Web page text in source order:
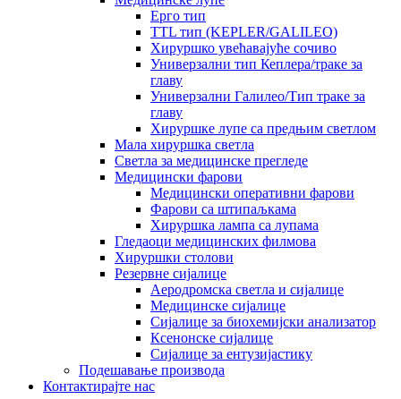
Ерго тип
TTL тип (KEPLER/GALILEO)
Хируршко увећавајуће сочиво
Универзални тип Кеплера/траке за
главу
Универзални Галилео/Тип траке за
главу
Хируршке лупе са предњим светлом
Мала хируршка светла
Светла за медицинске прегледе
Медицински фарови
Медицински оперативни фарови
Фарови са штипаљкама
Хируршка лампа са лупама
Гледаоци медицинских филмова
Хируршки столови
Резервне сијалице
Аеродромска светла и сијалице
Медицинске сијалице
Сијалице за биохемијски анализатор
Ксенонске сијалице
Сијалице за ентузијастику
Подешавање производа
Контактирајте нас